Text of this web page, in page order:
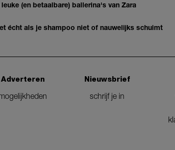
(en betaalbare) ballerina's van Zara
écht als je shampoo niet of nauwelijks schuimt
Adverteren
Nieuwsbrief
schrijf je in